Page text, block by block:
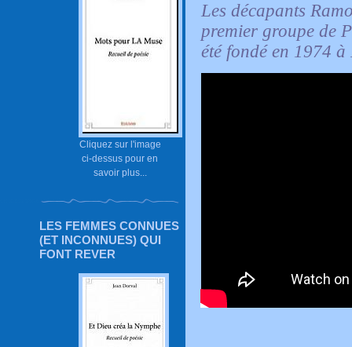
Cliquez sur l'image
ci-dessus pour en
savoir plus...
LES FEMMES CONNUES
(ET INCONNUES) QUI
FONT REVER
Les décapants
premier groupe de
été fondé en 1974